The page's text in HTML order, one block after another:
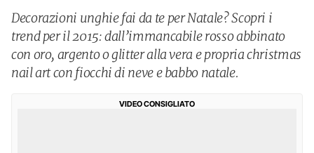
Decorazioni unghie fai da te per Natale? Scopri i
trend per il 2015: dall’immancabile rosso abbinato
con oro, argento o glitter alla vera e propria christmas
nail art con fiocchi di neve e babbo natale.
VIDEO CONSIGLIATO